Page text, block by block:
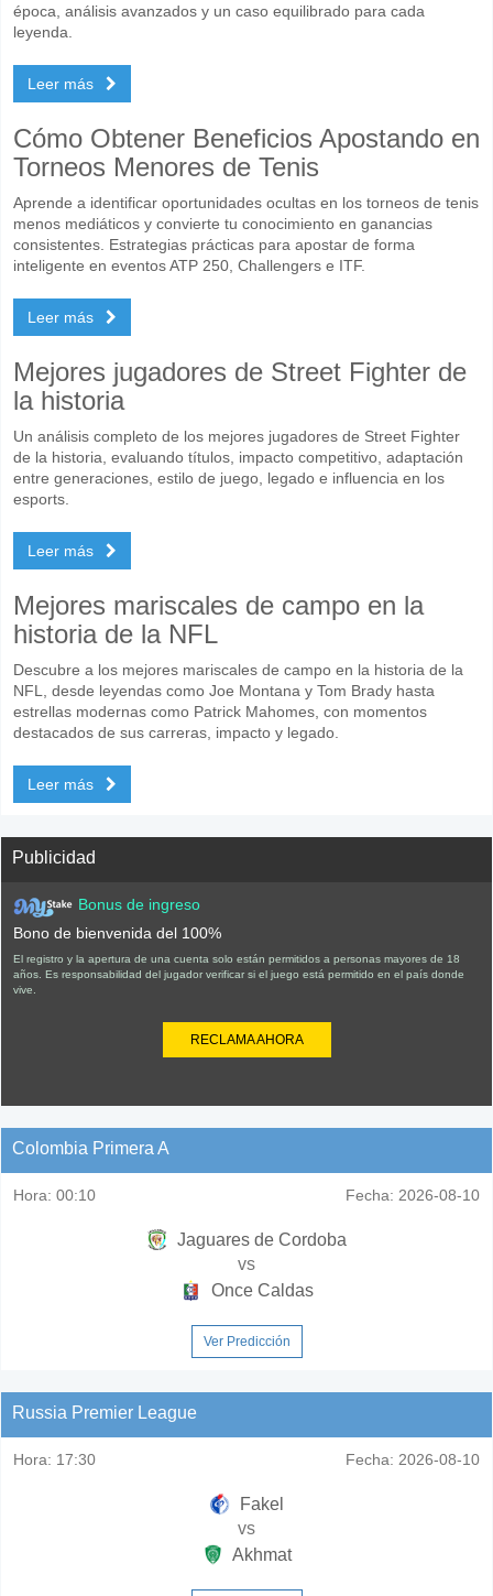
época, análisis avanzados y un caso equilibrado para cada
leyenda.
Leer más
Cómo Obtener Beneficios Apostando en
Torneos Menores de Tenis
Aprende a identificar oportunidades ocultas en los torneos de tenis
menos mediáticos y convierte tu conocimiento en ganancias
consistentes. Estrategias prácticas para apostar de forma
inteligente en eventos ATP 250, Challengers e ITF.
Leer más
Mejores jugadores de Street Fighter de
la historia
Un análisis completo de los mejores jugadores de Street Fighter
de la historia, evaluando títulos, impacto competitivo, adaptación
entre generaciones, estilo de juego, legado e influencia en los
esports.
Leer más
Mejores mariscales de campo en la
historia de la NFL
Descubre a los mejores mariscales de campo en la historia de la
NFL, desde leyendas como Joe Montana y Tom Brady hasta
estrellas modernas como Patrick Mahomes, con momentos
destacados de sus carreras, impacto y legado.
Leer más
Publicidad
Bonus de ingreso
Bono de bienvenida del 100%
El registro y la apertura de una cuenta solo están permitidos a personas mayores de 18
años. Es responsabilidad del jugador verificar si el juego está permitido en el país donde
vive.
RECLAMA AHORA
Colombia Primera A
Hora: 00:10 Fecha: 2026-08-10
Jaguares de Cordoba
vs
Once Caldas
Ver Predicción
Russia Premier League
Hora: 17:30 Fecha: 2026-08-10
Fakel
vs
Akhmat